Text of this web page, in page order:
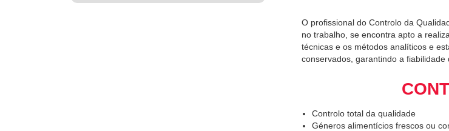
O profissional do Controlo da
no trabalho, se encontra apto a
técnicas e os métodos analíticos e
conservados, garantindo a fiabilidade
Controlo total da qualidade
Géneros alimentícios frescos ou